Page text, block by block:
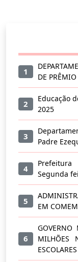
1
DE PRÊMIO
2
Educação
2025
3
Padre
4
Segunda
5
EM
6
MILHÕES
ESCOLARES